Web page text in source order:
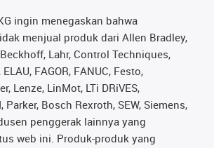
ingin menegaskan bahwa
menjual produk dari Allen Bradley,
Lahr, Control Techniques,
FAGOR, FANUC, Festo,
Lenze, LinMot, LTi DRiVES,
Bosch Rexroth, SEW, Siemens,
penggerak lainnya yang
web ini. Produk-produk yang